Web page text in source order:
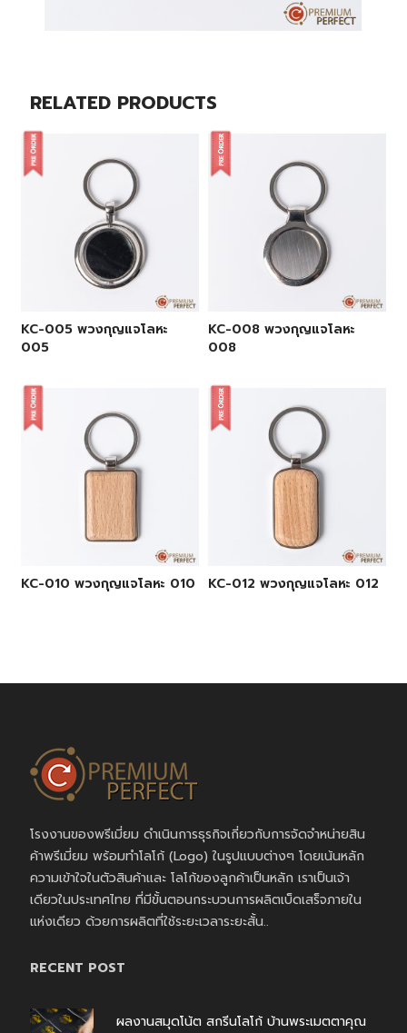
RELATED PRODUCTS
KC-005 พวงกุญแจโลหะ
005
KC-008 พวงกุญแจโลหะ
008
KC-010 พวงกุญแจโลหะ 010 KC-012 พวงกุญแจโลหะ 012
โรงงานของพรีเมี่ยม ดำเนินการธุรกิจเกี่ยวกับการจัดจำหน่ายสิน
ค้าพรีเมี่ยม พร้อมทำโลโก้ (Logo) ในรูปแบบต่างๆ โดยเน้นหลัก
ความเข้าใจในตัวสินค้าและ โลโก้ของลูกค้าเป็นหลัก เราเป็นเจ้า
เดียวในประเทศไทย ที่มีขั้นตอนกระบวนการผลิตเบ็ดเสร็จภายใน
แห่งเดียว ด้วยการผลิตที่ใช้ระยะเวลาระยะสั้น..
RECENT POST
ผลงานสมุดโน้ต สกรีนโลโก้ บ้านพระเมตตาคุณ